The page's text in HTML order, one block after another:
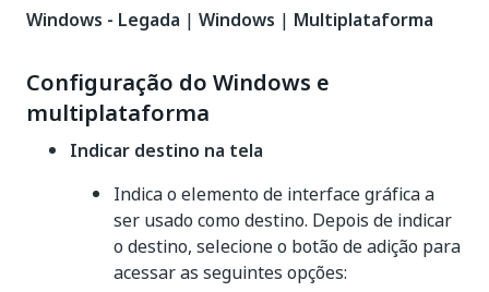
Windows - Legada | Windows | Multiplataforma
Configuração do Windows e
multiplataforma
Indicar destino na tela
Indica o elemento de interface gráfica a
ser usado como destino. Depois de indicar
o destino, selecione o botão de adição para
acessar as seguintes opções: